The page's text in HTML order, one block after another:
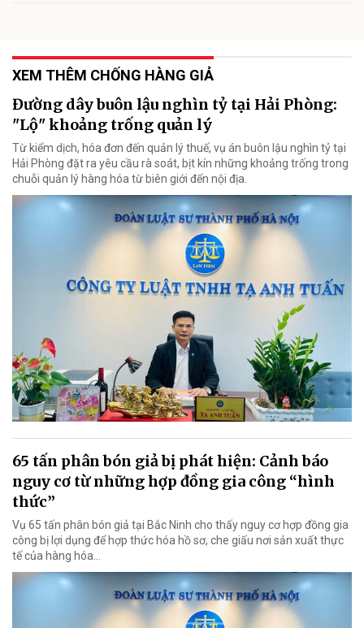
XEM THÊM CHỐNG HÀNG GIẢ
Đường dây buôn lậu nghìn tỷ tại Hải Phòng:
"Lộ" khoảng trống quản lý
Từ kiểm dịch, hóa đơn đến quản lý thuế, vụ án buôn lậu nghìn tỷ tại
Hải Phòng đặt ra yêu cầu rà soát, bịt kín những khoảng trống trong
chuỗi quản lý hàng hóa từ biên giới đến nội địa.
65 tấn phân bón giả bị phát hiện: Cảnh báo
nguy cơ từ những hợp đồng gia công “hình
thức”
Vụ 65 tấn phân bón giả tại Bắc Ninh cho thấy nguy cơ hợp đồng gia
công bị lợi dụng để hợp thức hóa hồ sơ, che giấu nơi sản xuất thực
tế của hàng hóa…